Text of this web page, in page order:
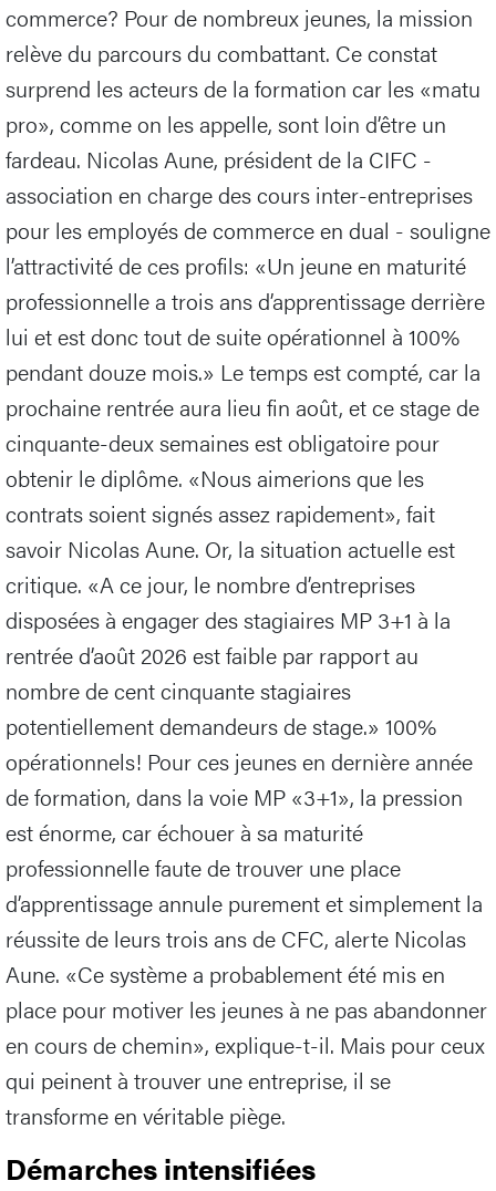
commerce? Pour de nombreux jeunes, la mission
relève du parcours du combattant. Ce constat
surprend les acteurs de la formation car les «matu
pro», comme on les appelle, sont loin d’être un
fardeau. Nicolas Aune, président de la CIFC -
association en charge des cours inter-entreprises
pour les employés de commerce en dual - souligne
l’attractivité de ces profils: «Un jeune en maturité
professionnelle a trois ans d’apprentissage derrière
lui et est donc tout de suite opérationnel à 100%
pendant douze mois.» Le temps est compté, car la
prochaine rentrée aura lieu fin août, et ce stage de
cinquante-deux semaines est obligatoire pour
obtenir le diplôme. «Nous aimerions que les
contrats soient signés assez rapidement», fait
savoir Nicolas Aune. Or, la situation actuelle est
critique. «A ce jour, le nombre d’entreprises
disposées à engager des stagiaires MP 3+1 à la
rentrée d’août 2026 est faible par rapport au
nombre de cent cinquante stagiaires
potentiellement demandeurs de stage.» 100%
opérationnels! Pour ces jeunes en dernière année
de formation, dans la voie MP «3+1», la pression
est énorme, car échouer à sa maturité
professionnelle faute de trouver une place
d’apprentissage annule purement et simplement la
réussite de leurs trois ans de CFC, alerte Nicolas
Aune. «Ce système a probablement été mis en
place pour motiver les jeunes à ne pas abandonner
en cours de chemin», explique-t-il. Mais pour ceux
qui peinent à trouver une entreprise, il se
transforme en véritable piège.
Démarches intensifiées